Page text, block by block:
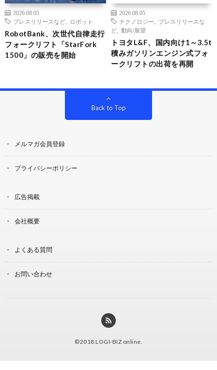
2026.08.05
プレスリリースなど
ロボット
RobotBank、次世代自律走行
フォークリフト「StarFork
1500」の販売を開始
2026.08.05
テクノロジー
プレスリリースな
ど
動向/展望
トヨタL&F、国内向け1～3.5t
積みガソリンエンジン式フォ
ークリフトの出荷を再開
Back to Top
メルマガ会員登録
プライバシーポリシー
広告掲載
会社概要
よくある質問
お問い合わせ
©2018 LOGI-BIZ online.